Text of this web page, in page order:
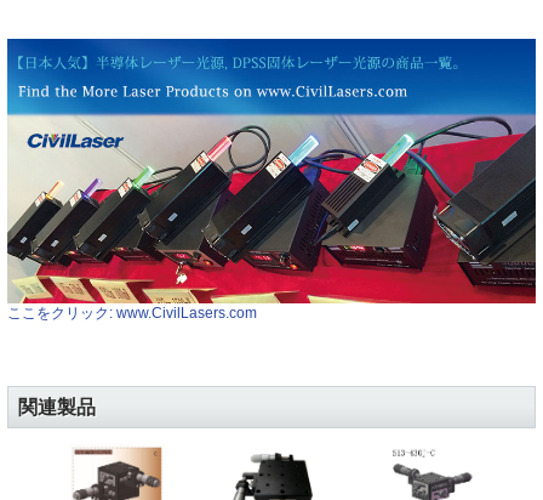
ここをクリック: www.CivilLasers.com
関連製品